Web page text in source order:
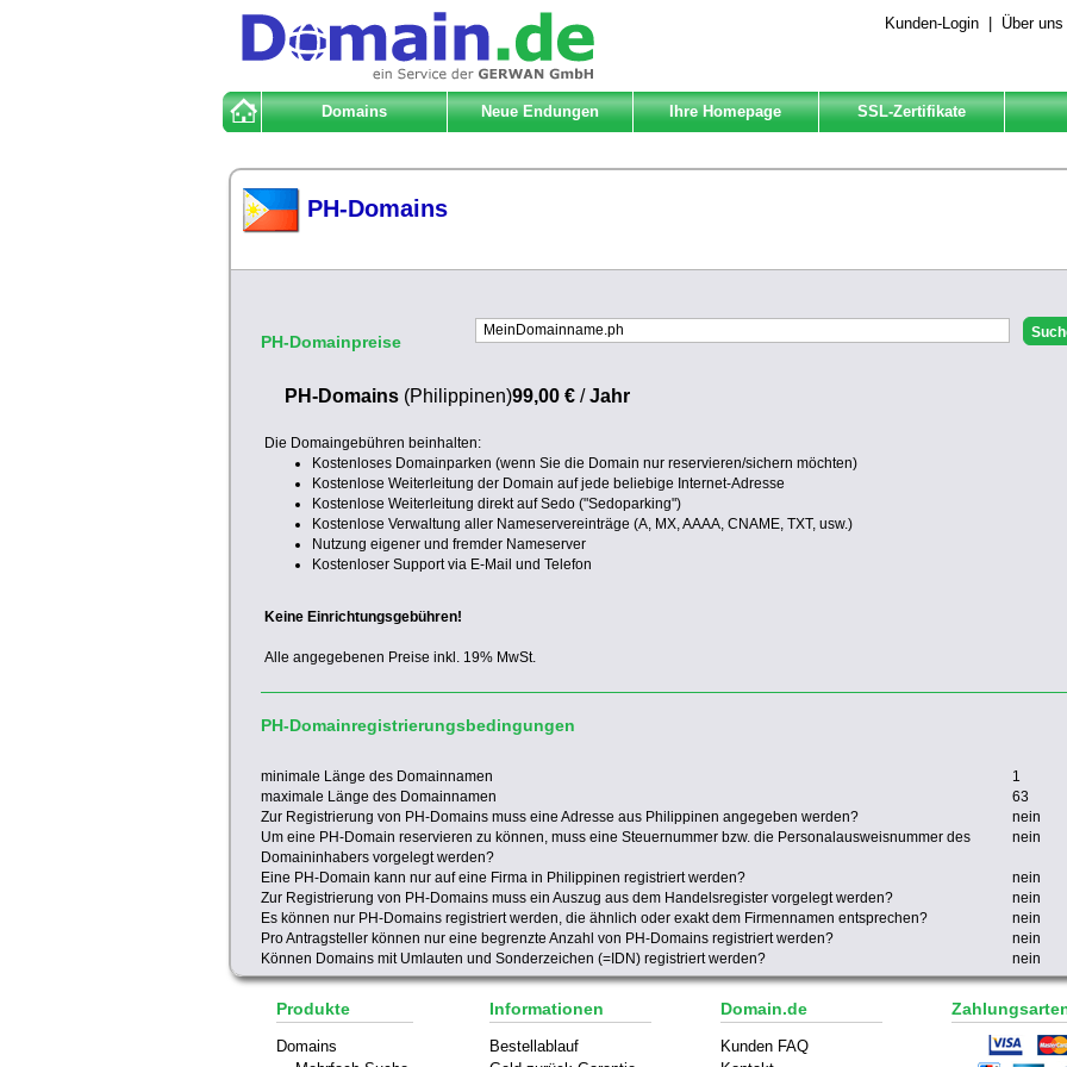
Kunden-Login Über uns
Domains Neue Endungen Ihre Homepage SSL-Zertifikate
PH-Domains
PH-Domainpreise
PH-Domains (Philippinen)99,00 € /Jahr
Die Domaingebühren beinhalten:
Kostenloses Domainparken (wenn Sie die Domain nur reservieren/sichern möchten)
Kostenlose Weiterleitung der Domain auf jede beliebige Internet-Adresse
Kostenlose Weiterleitung direkt auf Sedo ("Sedoparking")
Kostenlose Verwaltung aller Nameservereinträge (A, MX, AAAA, CNAME, TXT, usw.)
Nutzung eigener und fremder Nameserver
Kostenloser Support via E-Mail und Telefon
Keine Einrichtungsgebühren!
Alle angegebenen Preise inkl. 19% MwSt.
PH-Domainregistrierungsbedingungen
minimale Länge des Domainnamen
1
maximale Länge des Domainnamen
63
Zur Registrierung von PH-Domains muss eine Adresse aus Philippinen angegeben werden?
nein
Um eine PH-Domain reservieren zu können, muss eine Steuernummer bzw. die Personalausweisnummer des
Domaininhabers vorgelegt werden?
nein
Eine PH-Domain kann nur auf eine Firma in Philippinen registriert werden?
nein
Zur Registrierung von PH-Domains muss ein Auszug aus dem Handelsregister vorgelegt werden?
nein
Es können nur PH-Domains registriert werden, die ähnlich oder exakt dem Firmennamen entsprechen?
nein
Pro Antragsteller können nur eine begrenzte Anzahl von PH-Domains registriert werden?
nein
Können Domains mit Umlauten und Sonderzeichen (=IDN) registriert werden?
nein
Produkte
Domains
Informationen
Bestellablauf
Domain.de
Kunden FAQ